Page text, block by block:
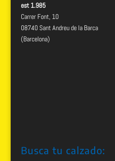
est 1.985
Carrer Font, 10
08740 Sant Andreu de la Barca
(Barcelona)
Busca tu calzado: